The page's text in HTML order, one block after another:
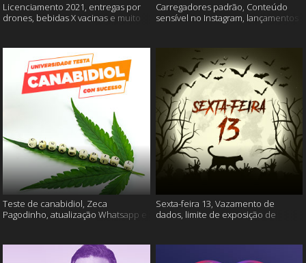
Licenciamento 2021, entregas por
drones, bebidas X vacinas e muito
Carregadores padrão, Conteúdo
sensível no Instagram, lançamentos
Teste de canabidiol, Zeca
Pagodinho, atualização Whatsapp e
Sexta-feira 13, Vazamento de
dados, limite de exposição de